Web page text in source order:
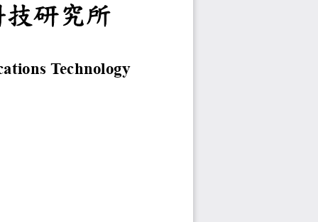
科技
研究
所
Education
Communications